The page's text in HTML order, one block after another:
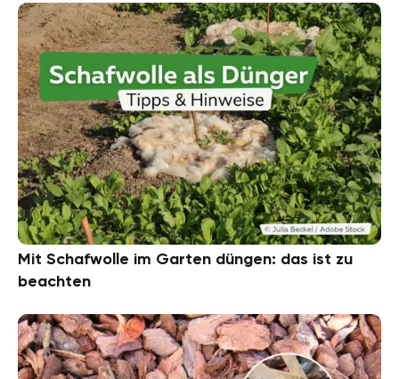
Mit Schafwolle im Garten düngen: das ist zu
beachten